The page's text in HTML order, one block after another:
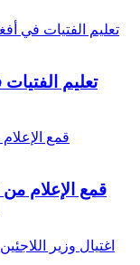
تعليم
قمع الإعلام